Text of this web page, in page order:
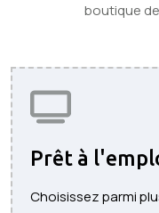
boutique
Prêt à
Choisissez parmi